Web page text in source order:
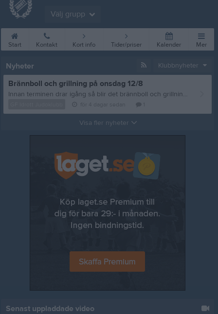
Välj grupp
Start Kontakt Kort info Tider/priser Kalender Mer
Nyheter Klubbnyheter
Brännboll och grillning på onsdag 12/8
Innan terminen drar igång så blir det brännboll och grillning, vi sammlas på onsdag 12/8 vid Storan 18:00. Frågor eller matpreferenser? Mejla: styrelsen@gfidrottjudoklubb.se /tränarna
Visa fler nyheter
Senast uppladdade video